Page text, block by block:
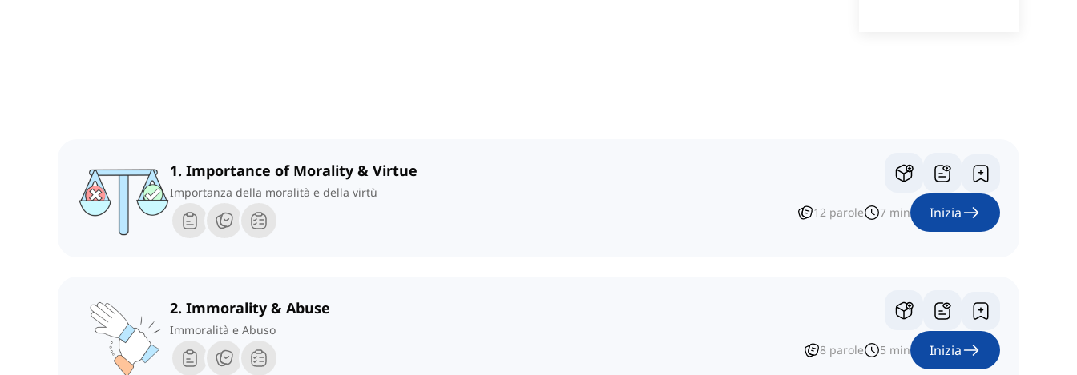
1. Importance of Morality & Virtue
Importanza della moralità e della virtù
12 parole 7 min Inizia
2. Immorality & Abuse
Immoralità e Abuso
8 parole 5 min Inizia